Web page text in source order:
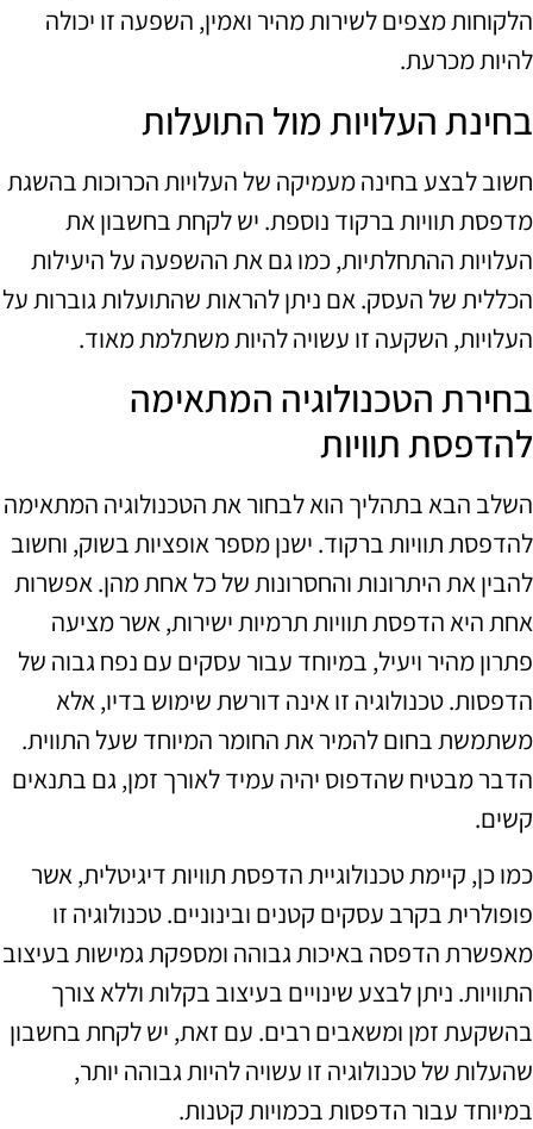
הלקוחות מצפים לשירות מהיר ואמין, השפעה זו יכולה
להיות מכרעת.
בחינת העלויות מול התועלות
חשוב לבצע בחינה מעמיקה של העלויות הכרוכות בהשגת
מדפסת תוויות ברקוד נוספת. יש לקחת בחשבון את
העלויות ההתחלתיות, כמו גם את ההשפעה על היעילות
הכללית של העסק. אם ניתן להראות שהתועלות גוברות על
העלויות, השקעה זו עשויה להיות משתלמת מאוד.
בחירת הטכנולוגיה המתאימה
להדפסת תוויות
השלב הבא בתהליך הוא לבחור את הטכנולוגיה המתאימה
להדפסת תוויות ברקוד. ישנן מספר אופציות בשוק, וחשוב
להבין את היתרונות והחסרונות של כל אחת מהן. אפשרות
אחת היא הדפסת תוויות תרמיות ישירות, אשר מציעה
פתרון מהיר ויעיל, במיוחד עבור עסקים עם נפח גבוה של
הדפסות. טכנולוגיה זו אינה דורשת שימוש בדיו, אלא
משתמשת בחום להמיר את החומר המיוחד שעל התווית.
הדבר מבטיח שהדפוס יהיה עמיד לאורך זמן, גם בתנאים
קשים.
כמו כן, קיימת טכנולוגיית הדפסת תוויות דיגיטלית, אשר
פופולרית בקרב עסקים קטנים ובינוניים. טכנולוגיה זו
מאפשרת הדפסה באיכות גבוהה ומספקת גמישות בעיצוב
התוויות. ניתן לבצע שינויים בעיצוב בקלות וללא צורך
בהשקעת זמן ומשאבים רבים. עם זאת, יש לקחת בחשבון
שהעלות של טכנולוגיה זו עשויה להיות גבוהה יותר,
במיוחד עבור הדפסות בכמויות קטנות.